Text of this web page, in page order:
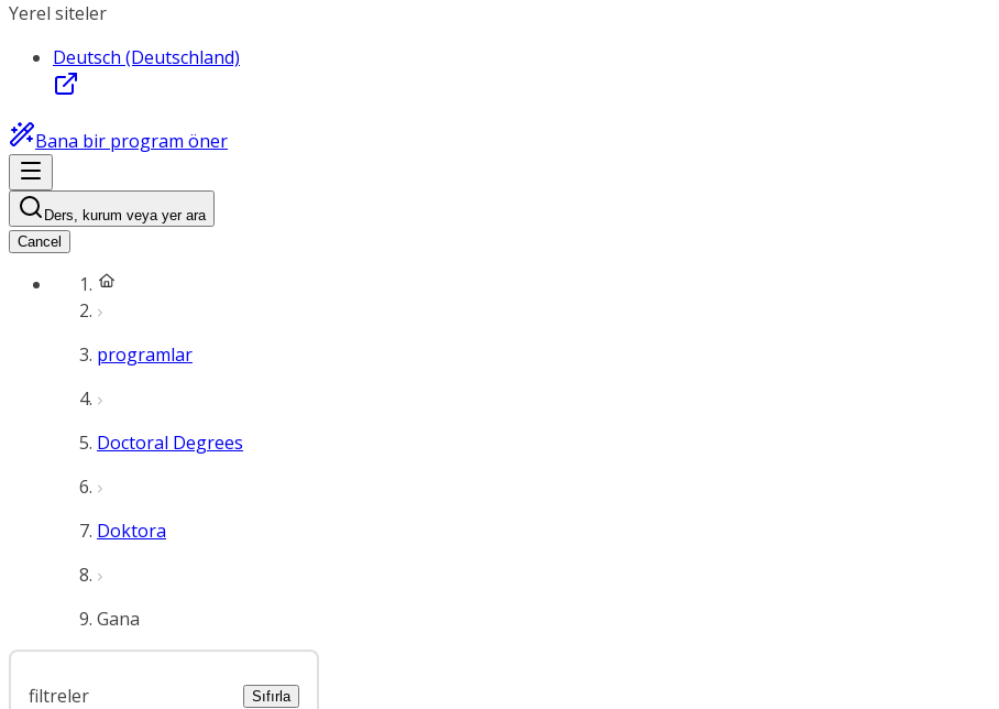
Yerel siteler
Deutsch (Deutschland)
Bana bir program öner
Ders, kurum veya yer ara
Cancel
programlar
Doctoral Degrees
Doktora
Gana
filtreler Sıfırla